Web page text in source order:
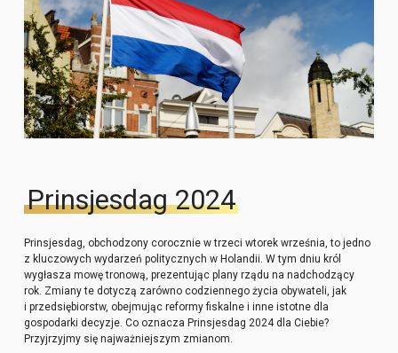
Prinsjesdag 2024
Prinsjesdag, obchodzony corocznie w trzeci wtorek września, to jedno
z kluczowych wydarzeń politycznych w Holandii. W tym dniu król
wygłasza mowę tronową, prezentując plany rządu na nadchodzący
rok. Zmiany te dotyczą zarówno codziennego życia obywateli, jak
i przedsiębiorstw, obejmując reformy fiskalne i inne istotne dla
gospodarki decyzje. Co oznacza Prinsjesdag 2024 dla Ciebie?
Przyjrzyjmy się najważniejszym zmianom.